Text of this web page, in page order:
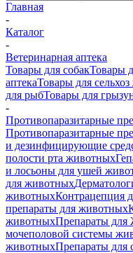
Главная
-
Каталог
-
Ветеринарная аптека
Товары для собакТовары
аптекаТовары для
для рыбТовары для
-
Противопаразитарные
Противопаразитарные
и дезинфицирующие
полости рта животных
и лосьоны для ушей
для животных
животныхКонтрацепция
препараты для животных
животныхПрепараты
мочеполовой системы
животныхПрепараты для